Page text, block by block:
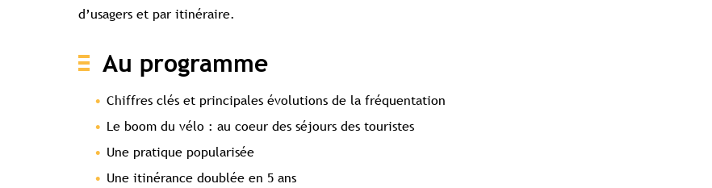
d’usagers et par itinéraire.
Au programme
Chiffres clés et principales évolutions de la fréquentation
Le boom du vélo : au coeur des séjours des touristes
Une pratique popularisée
Une itinérance doublée en 5 ans
Accès complet aux études